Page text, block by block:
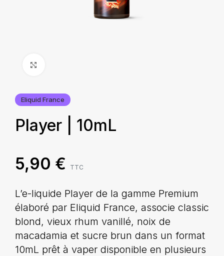
Eliquid France
Player | 10mL
5,90 € TTC
L’e-liquide Player de la gamme Premium
élaboré par Eliquid France, associe classic
blond, vieux rhum vanillé, noix de
macadamia et sucre brun dans un format
10mL prêt à vaper disponible en plusieurs